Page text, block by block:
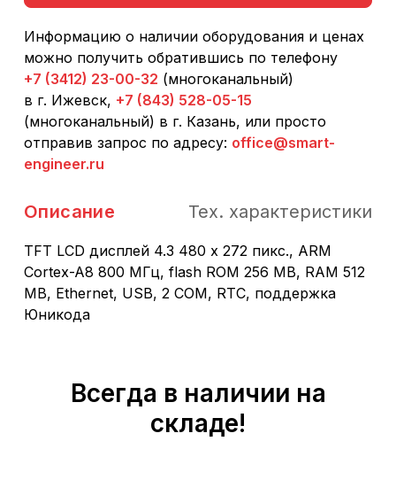
Информацию о наличии оборудования и ценах
можно получить обратившись по телефону
+7 (3412) 23-00-32 (многоканальный)
в г. Ижевск, +7 (843) 528-05-15
(многоканальный) в г. Казань, или просто
отправив запрос по адресу: office@smart-
engineer.ru
Описание Тех. характеристики
TFT LCD дисплей 4.3 480 x 272 пикс., ARM
Cortex-A8 800 МГц, flash ROM 256 MB, RAM 512
MB, Ethernet, USB, 2 COM, RTC, поддержка
Юникода
Всегда в наличии на
складе!